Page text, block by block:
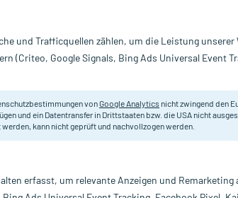
Gratis-Versand* ab 19€ Mindestbestellwert!
H&S Tee
Pflanzliches Arzneimittel bei
PZN:
und Trafficquellen zählen, um die Leistung unserer
(Criteo, Google Signals, Bing Ads Universal Event
vonGoogle Analytics nicht zwingend den
und ein Datentransfer in Drittstaaten bzw. die USA nicht
kann nicht geprüft und nachvollzogen werden.
erfasst, um relevante Anzeigen und Remarketing